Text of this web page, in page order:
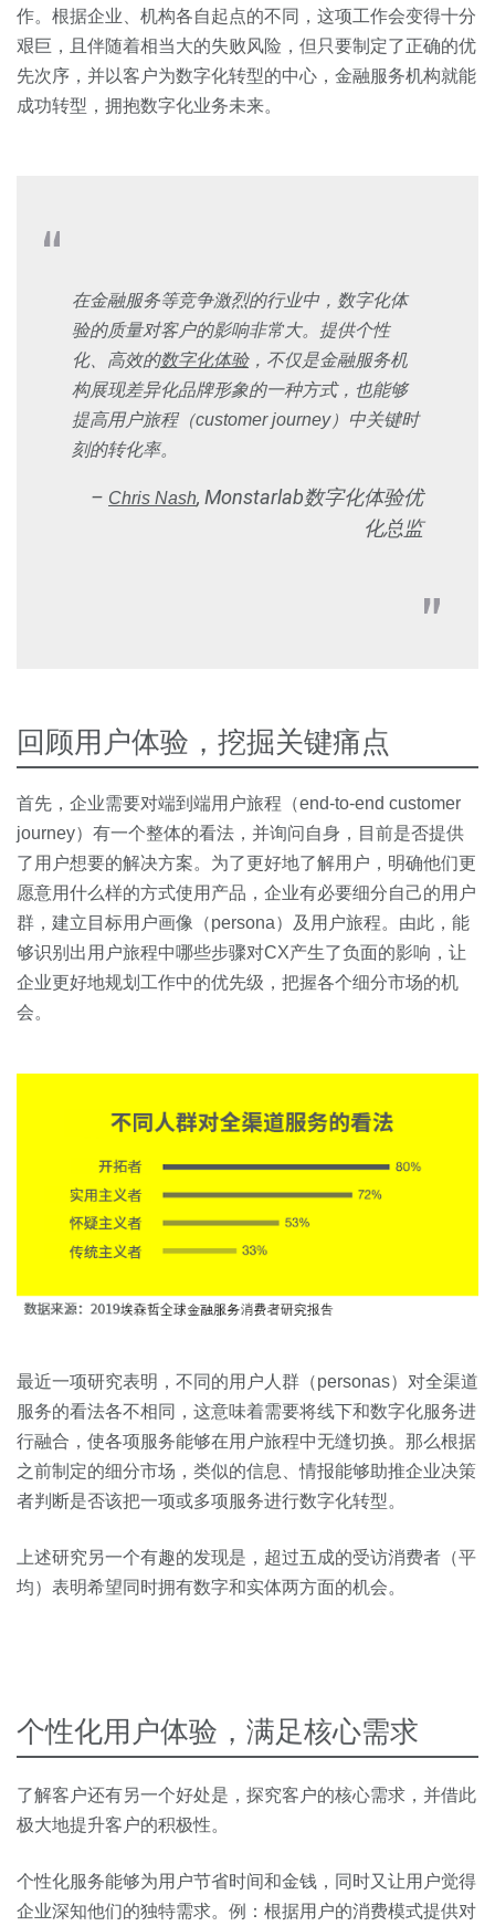
作。根据企业、机构各自起点的不同，这项工作会变得十分
艰巨，且伴随着相当大的失败风险，但只要制定了正确的优
先次序，并以客户为数字化转型的中心，金融服务机构就能
成功转型，拥抱数字化业务未来。
在金融服务等竞争激烈的行业中，数字化体
验的质量对客户的影响非常大。提供个性
化、高效的数字化体验，不仅是金融服务机
构展现差异化品牌形象的一种方式，也能够
提高用户旅程（customer journey）中关键时
刻的转化率。
– Chris Nash, Monstarlab数字化体验优
化总监
回顾用户体验，挖掘关键痛点
首先，企业需要对端到端用户旅程（end-to-end customer
journey）有一个整体的看法，并询问自身，目前是否提供
了用户想要的解决方案。为了更好地了解用户，明确他们更
愿意用什么样的方式使用产品，企业有必要细分自己的用户
群，建立目标用户画像（persona）及用户旅程。由此，能
够识别出用户旅程中哪些步骤对CX产生了负面的影响，让
企业更好地规划工作中的优先级，把握各个细分市场的机
会。
最近一项研究表明，不同的用户人群（personas）对全渠道
服务的看法各不相同，这意味着需要将线下和数字化服务进
行融合，使各项服务能够在用户旅程中无缝切换。 那么根据
之前制定的细分市场，类似的信息、情报能够助推企业决策
者判断是否该把一项或多项服务进行数字化转型。
上述研究另一个有趣的发现是，超过五成的受访消费者（平
均）表明希望同时拥有数字和实体两方面的机会。
个性化用户体验，满足核心需求
了解客户还有另一个好处是，探究客户的核心需求，并借此
极大地提升客户的积极性。
个性化服务能够为用户节省时间和金钱，同时又让用户觉得
企业深知他们的独特需求。例：根据用户的消费模式提供对